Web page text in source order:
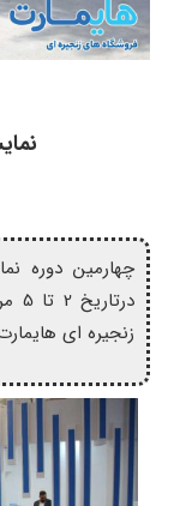
زنجیره ای